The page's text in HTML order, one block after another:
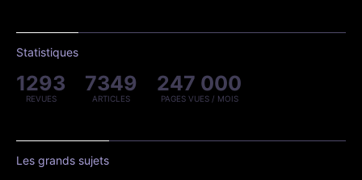
Statistiques
1293
REVUES
7349
ARTICLES
247 000
PAGES VUES / MOIS
Les grands sujets